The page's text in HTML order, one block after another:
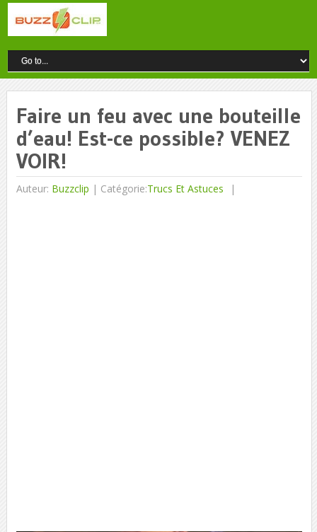
Faire un feu avec une bouteille
d’eau! Est-ce possible? VENEZ
VOIR!
Auteur: Buzzclip | Catégorie:Trucs Et Astuces